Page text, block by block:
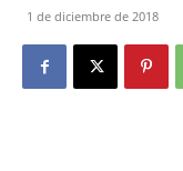
1 de diciembre de 2018